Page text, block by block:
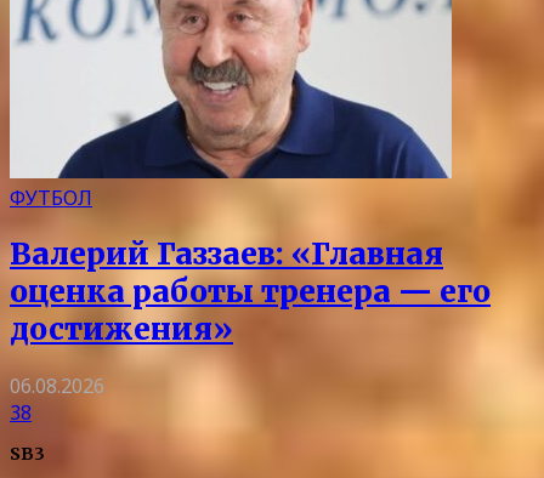
ФУТБОЛ
Валерий Газзаев: «Главная
оценка работы тренера — его
достижения»
06.08.2026
38
SB3